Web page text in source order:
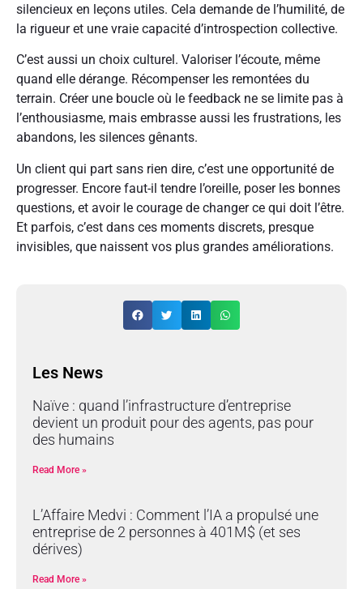
silencieux en leçons utiles. Cela demande de l’humilité, de
la rigueur et une vraie capacité d’introspection collective.
C’est aussi un choix culturel. Valoriser l’écoute, même
quand elle dérange. Récompenser les remontées du
terrain. Créer une boucle où le feedback ne se limite pas à
l’enthousiasme, mais embrasse aussi les frustrations, les
abandons, les silences gênants.
Un client qui part sans rien dire, c’est une opportunité de
progresser. Encore faut-il tendre l’oreille, poser les bonnes
questions, et avoir le courage de changer ce qui doit l’être.
Et parfois, c’est dans ces moments discrets, presque
invisibles, que naissent vos plus grandes améliorations.
Les News
Naïve : quand l’infrastructure d’entreprise
devient un produit pour des agents, pas pour
des humains
Read More »
L’Affaire Medvi : Comment l’IA a propulsé une
entreprise de 2 personnes à 401M$ (et ses
dérives)
Read More »